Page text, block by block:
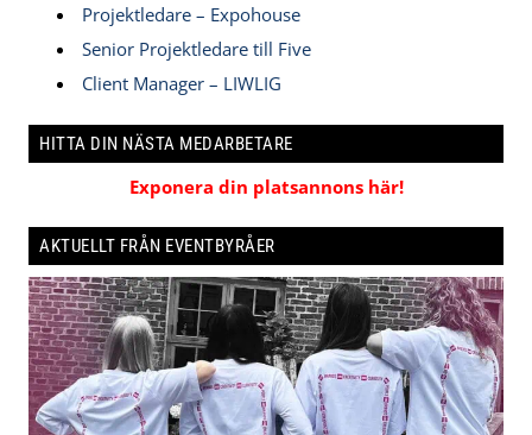
Projektledare – Expohouse
Senior Projektledare till Five
Client Manager – LIWLIG
HITTA DIN NÄSTA MEDARBETARE
Exponera din platsannons här!
AKTUELLT FRÅN EVENTBYRÅER